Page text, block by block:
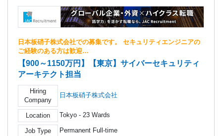
日本板硝子株式会社での募集です。 セキュリティエンジニアの
ご経験のある方は歓迎…
【900～1150万円】【東京】サイバーセキュリティ
アーキテクト担当
Hiring
Company
日本板硝子株式会社
Location Tokyo - 23 Wards
Job Type Permanent Full-time